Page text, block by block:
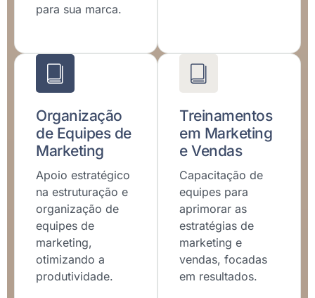
para sua marca.
Organização
de Equipes de
Marketing
Apoio estratégico
na estruturação e
organização de
equipes de
marketing,
otimizando a
produtividade.
Treinamentos
em Marketing
e Vendas
Capacitação de
equipes para
aprimorar as
estratégias de
marketing e
vendas, focadas
em resultados.